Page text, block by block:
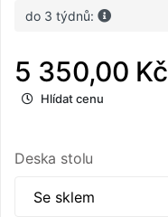
do 3 týdnů:
5 350,00 Kč
Hlídat cenu
Deska stolu